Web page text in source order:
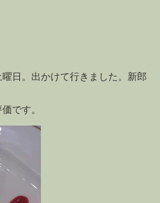
日。出かけて行きました。新郎
です。